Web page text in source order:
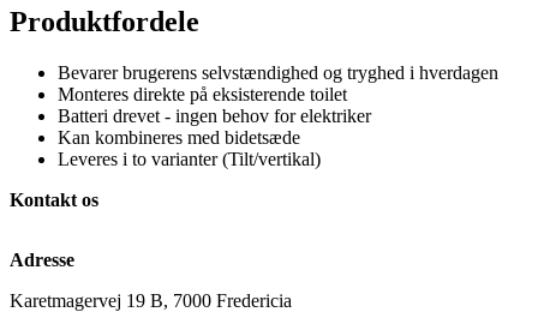
Produktfordele
Bevarer brugerens selvstændighed og tryghed i hverdagen
Monteres direkte på eksisterende toilet
Batteri drevet - ingen behov for elektriker
Kan kombineres med bidetsæde
Leveres i to varianter (Tilt/vertikal)
Kontakt os
Adresse
Karetmagervej 19 B, 7000 Fredericia